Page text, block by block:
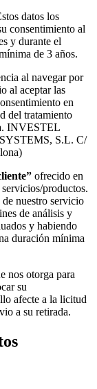
datos los
consentimiento al
y durante el
de 3 años.
al navegar por
al aceptar las
en
del tratamiento
INVESTEL
S.L. C/
ofrecido en
productos.
nuestro servicio
de análisis y
y habiendo
duración mínima
nos otorga para
su
afecte a la licitud
a su retirada.